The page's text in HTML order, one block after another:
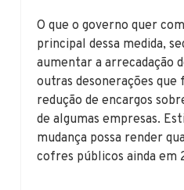
O que o governo quer
principal dessa medida,
aumentar a arrecadação
outras desonerações
redução de encargos
de algumas empresas.
mudança possa render
cofres públicos ainda em